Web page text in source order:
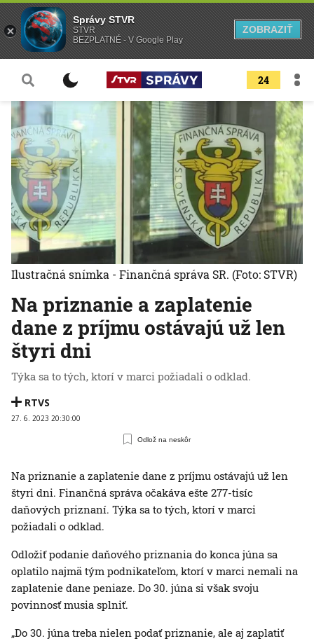
24
Na priznanie a zaplatenie
dane z príjmu ostávajú už len
štyri dni
Týka sa to tých, ktorí v marci požiadali o odklad.
RTVS
27. 6. 2023 20:30:00
Odlož na neskôr
Ilustračná snímka - Finančná správa SR. (Foto: STVR)
Na priznanie a zaplatenie dane z príjmu ostávajú už len
štyri dni. Finančná správa očakáva ešte 277-tisíc
daňových priznaní. Týka sa to tých, ktorí v marci
požiadali o odklad.
Odložiť podanie daňového priznania do konca júna sa
oplatilo najmä tým podnikateľom, ktorí v marci nemali na
zaplatenie dane peniaze. Do 30. júna si však svoju
povinnosť musia splniť.
„Do 30. júna treba nielen podať priznanie, ale aj zaplatiť
Správy STVR
STVR
BEZPLATNÉ - V Google Play
ZOBRAZIŤ